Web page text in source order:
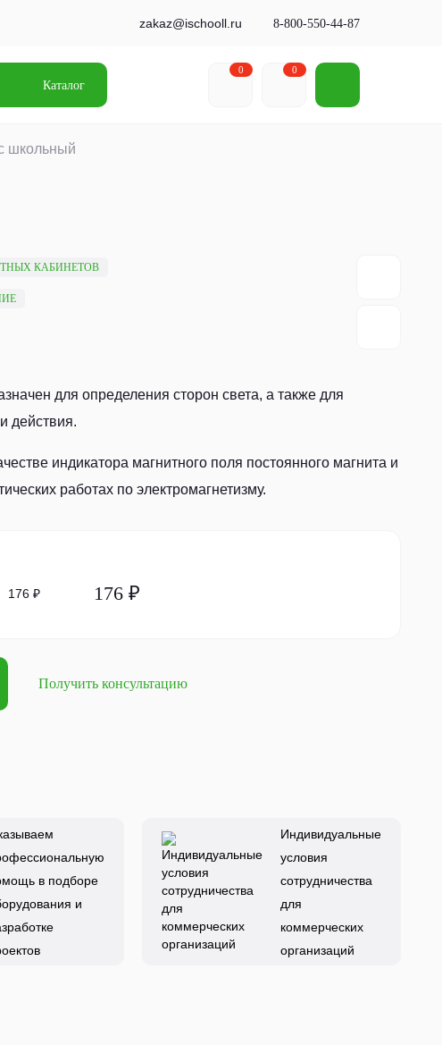
zakaz@ischooll.ru 8-800-550-44-87
Каталог
0 0
школьный
КАБИНЕТОВ
для определения сторон света, а также для
действия.
индикатора магнитного поля постоянного магнита и
работах по электромагнетизму.
176 ₽ 176 ₽
Получить консультацию
в подборе
и
Индивидуальные
условия
сотрудничества
для
коммерческих
организаций